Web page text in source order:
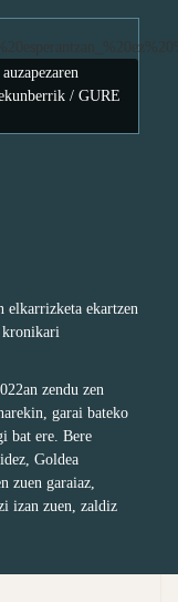
/ GURE
elkarrizketa ekartzen
kronikari
zendu zen
garai bateko
bat ere. Bere
Goldea
zuen garaiaz,
izan zuen, zaldiz